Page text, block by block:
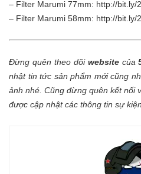
– Filter Marumi 77mm: http://bit.ly/
– Filter Marumi 58mm: http://bit.ly/
Đừng quên theo dõi websitecủa
nhật tin tức sản phẩm mới cũng
ảnh nhé. Cũng đừng quên kết nối
được cập nhật các thông tin sự